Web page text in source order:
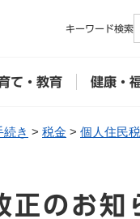
キーワード検索
て・教育 健康・
続き > 税金 > 個人住民
正のお